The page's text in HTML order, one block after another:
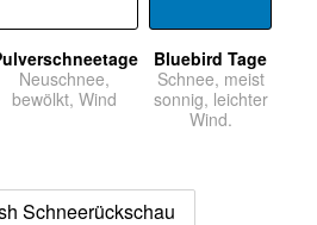
Neuschnee,
bewölkt, Wind
Bluebird Tage
Schnee, meist
sonnig, leichter
Wind.
Schneerückschau